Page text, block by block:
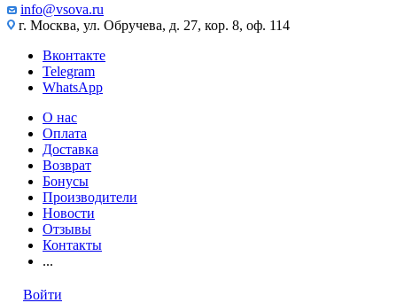
info@vsova.ru
г. Москва, ул. Обручева, д. 27, кор. 8, оф. 114
Вконтакте
Telegram
WhatsApp
О нас
Оплата
Доставка
Возврат
Бонусы
Производители
Новости
Отзывы
Контакты
...
Войти